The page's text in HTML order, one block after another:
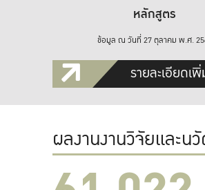
หลักสูตร
ข้อมูล ณ วันที่ 27 ตุลาคม พ.ศ.
รายละเอียดเ
ผลงานงานวิจัยและน